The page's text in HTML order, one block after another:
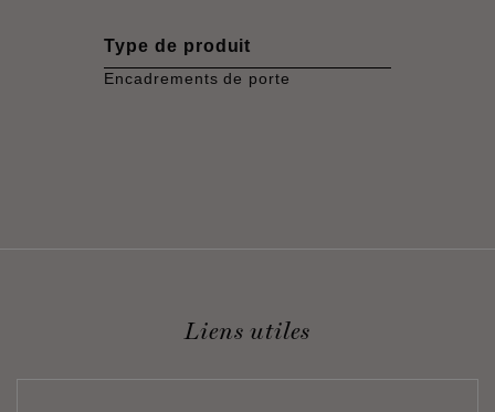
Type de produit
Encadrements de porte
Liens utiles